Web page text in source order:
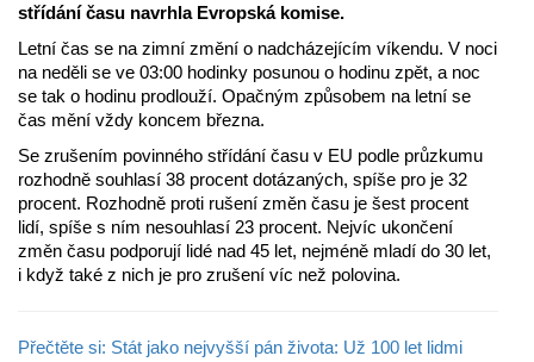
střídání času navrhla Evropská komise.
Letní čas se na zimní změní o nadcházejícím víkendu. V noci
na neděli se ve 03:00 hodinky posunou o hodinu zpět, a noc
se tak o hodinu prodlouží. Opačným způsobem na letní se
čas mění vždy koncem března.
Se zrušením povinného střídání času v EU podle průzkumu
rozhodně souhlasí 38 procent dotázaných, spíše pro je 32
procent. Rozhodně proti rušení změn času je šest procent
lidí, spíše s ním nesouhlasí 23 procent. Nejvíc ukončení
změn času podporují lidé nad 45 let, nejméně mladí do 30 let,
i když také z nich je pro zrušení víc než polovina.
Přečtěte si: Stát jako nejvyšší pán života: Už 100 let lidmi